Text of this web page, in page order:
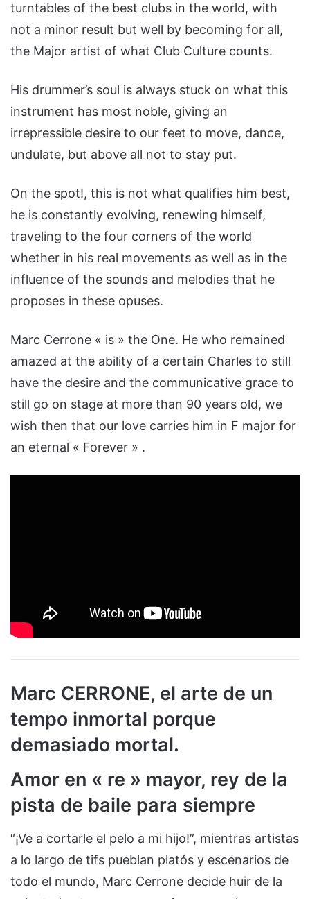
turntables of the best clubs in the world, with
not a minor result but well by becoming for all,
the Major artist of what Club Culture counts.
His drummer’s soul is always stuck on what this
instrument has most noble, giving an
irrepressible desire to our feet to move, dance,
undulate, but above all not to stay put.
On the spot!, this is not what qualifies him best,
he is constantly evolving, renewing himself,
traveling to the four corners of the world
whether in his real movements as well as in the
influence of the sounds and melodies that he
proposes in these opuses.
Marc Cerrone « is » the One. He who remained
amazed at the ability of a certain Charles to still
have the desire and the communicative grace to
still go on stage at more than 90 years old, we
wish then that our love carries him in F major for
an eternal « Forever » .
Marc CERRONE, el arte de un
tempo inmortal porque
demasiado mortal.
Amor en « re » mayor, rey de la
pista de baile para siempre
“¡Ve a cortarle el pelo a mi hijo!”, mientras artistas
a lo largo de tifs pueblan platós y escenarios de
todo el mundo, Marc Cerrone decide huir de la